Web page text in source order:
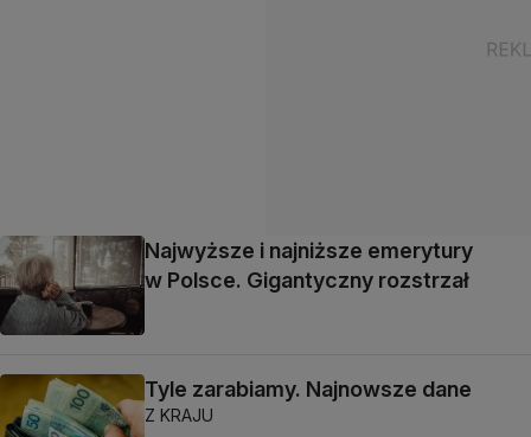
Najwyższe i najniższe emerytury
w Polsce. Gigantyczny rozstrzał
Tyle zarabiamy. Najnowsze dane
Z KRAJU